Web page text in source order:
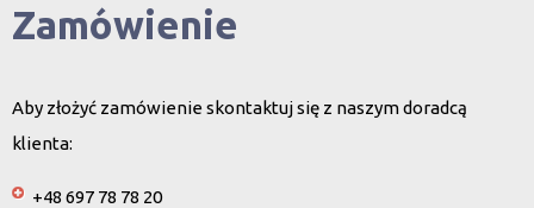
Zamówienie
Aby złożyć zamówienie skontaktuj się z naszym doradcą
klienta:
+48 697 78 78 20